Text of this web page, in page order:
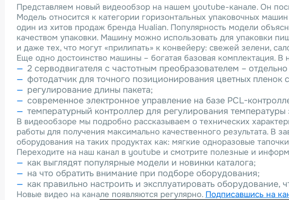
Представляем новый видеообзор на нашем youtube-канале. Он
Модель относится к категории горизонтальных упаковочных
один из хитов продаж бренда Hualian. Популярность модели
качеством упаковки. Машину можно использовать для упаковки
и даже тех, что могут «прилипать» к конвейеру: свежей зелени,
Еще одно достоинство машины – богатая базовая комплектация. В
2 серводвигателя с частотным преобразователем –
фотодатчик для точного позиционирования цветных
регулирование длины пакета;
современное электронное управление на базе PCL-
температурный контроллер для регулирования температуры
В видеообзоре мы подробно рассказываем о технических
работы для получения максимально качественного результата. В
оборудования на таких продуктах как: мягкие одноразовые
Переходите на наш канал в youtube и смотрите полезные и
как выглядят популярные модели и новинки каталога;
на что обратить внимание при подборе оборудования;
как правильно настроить и эксплуатировать оборудование,
Новые видео на канале появляются регулярно. Подписавшись на